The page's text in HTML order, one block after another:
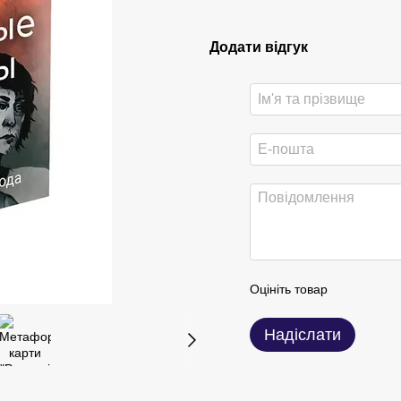
Додати відгук
Оцініть товар
Надіслати